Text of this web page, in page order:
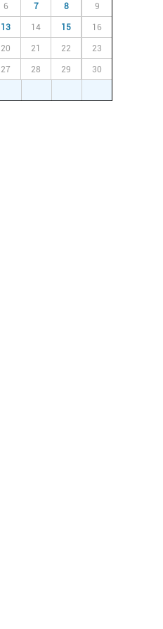
6 7 8 9
13 14 15 16
20 21 22 23
27 28 29 30